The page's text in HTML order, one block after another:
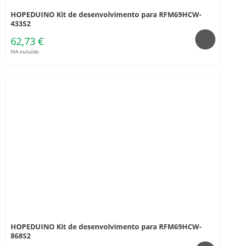
HOPEDUINO Kit de desenvolvimento para RFM69HCW-
433S2
62,73 €
IVA incluído
HOPEDUINO Kit de desenvolvimento para RFM69HCW-
868S2